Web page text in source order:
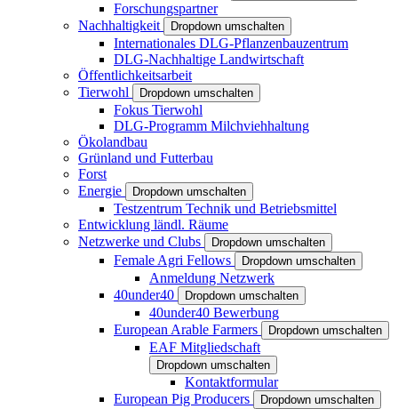
Forschungspartner
Nachhaltigkeit
Dropdown umschalten
Internationales DLG-Pflanzenbauzentrum
DLG-Nachhaltige Landwirtschaft
Öffentlichkeitsarbeit
Tierwohl
Dropdown umschalten
Fokus Tierwohl
DLG-Programm Milchviehhaltung
Ökolandbau
Grünland und Futterbau
Forst
Energie
Dropdown umschalten
Testzentrum Technik und Betriebsmittel
Entwicklung ländl. Räume
Netzwerke und Clubs
Dropdown umschalten
Female Agri Fellows Dropdown umschalten
Anmeldung Netzwerk
40under40
Dropdown umschalten
40under40 Bewerbung
European Arable Farmers
Dropdown umschalten
EAF Mitgliedschaft
Dropdown umschalten
Kontaktformular
European Pig Producers
Dropdown umschalten